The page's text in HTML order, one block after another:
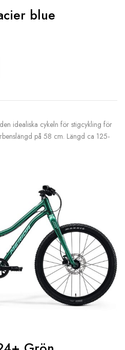
blue
idealiska cykeln för stigcykling för
på 58 cm. Längd ca 125-